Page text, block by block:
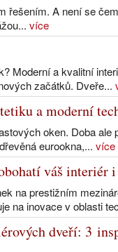
řešením. A není se
více
Moderní a kvalitní
začátků. Dveře...
a moderní
oken. Doba ale
eurookna,... více
váš interiér
na prestižním
na inovace v oblasti
dveří: 3